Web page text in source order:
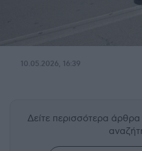
10.05.2026, 16:39
Δείτε περισσότερα